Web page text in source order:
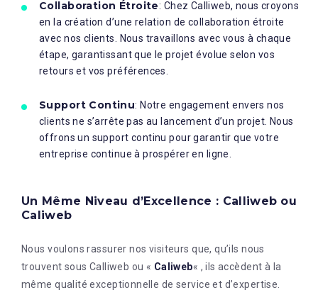
Collaboration Étroite: Chez Calliweb, nous croyons
en la création d’une relation de collaboration étroite
avec nos clients. Nous travaillons avec vous à chaque
étape, garantissant que le projet évolue selon vos
retours et vos préférences.
Support Continu: Notre engagement envers nos
clients ne s’arrête pas au lancement d’un projet. Nous
offrons un support continu pour garantir que votre
entreprise continue à prospérer en ligne.
Un Même Niveau d’Excellence : Calliweb ou
Caliweb
Nous voulons rassurer nos visiteurs que, qu’ils nous
trouvent sous Calliweb ou « Caliweb« , ils accèdent à la
même qualité exceptionnelle de service et d’expertise.